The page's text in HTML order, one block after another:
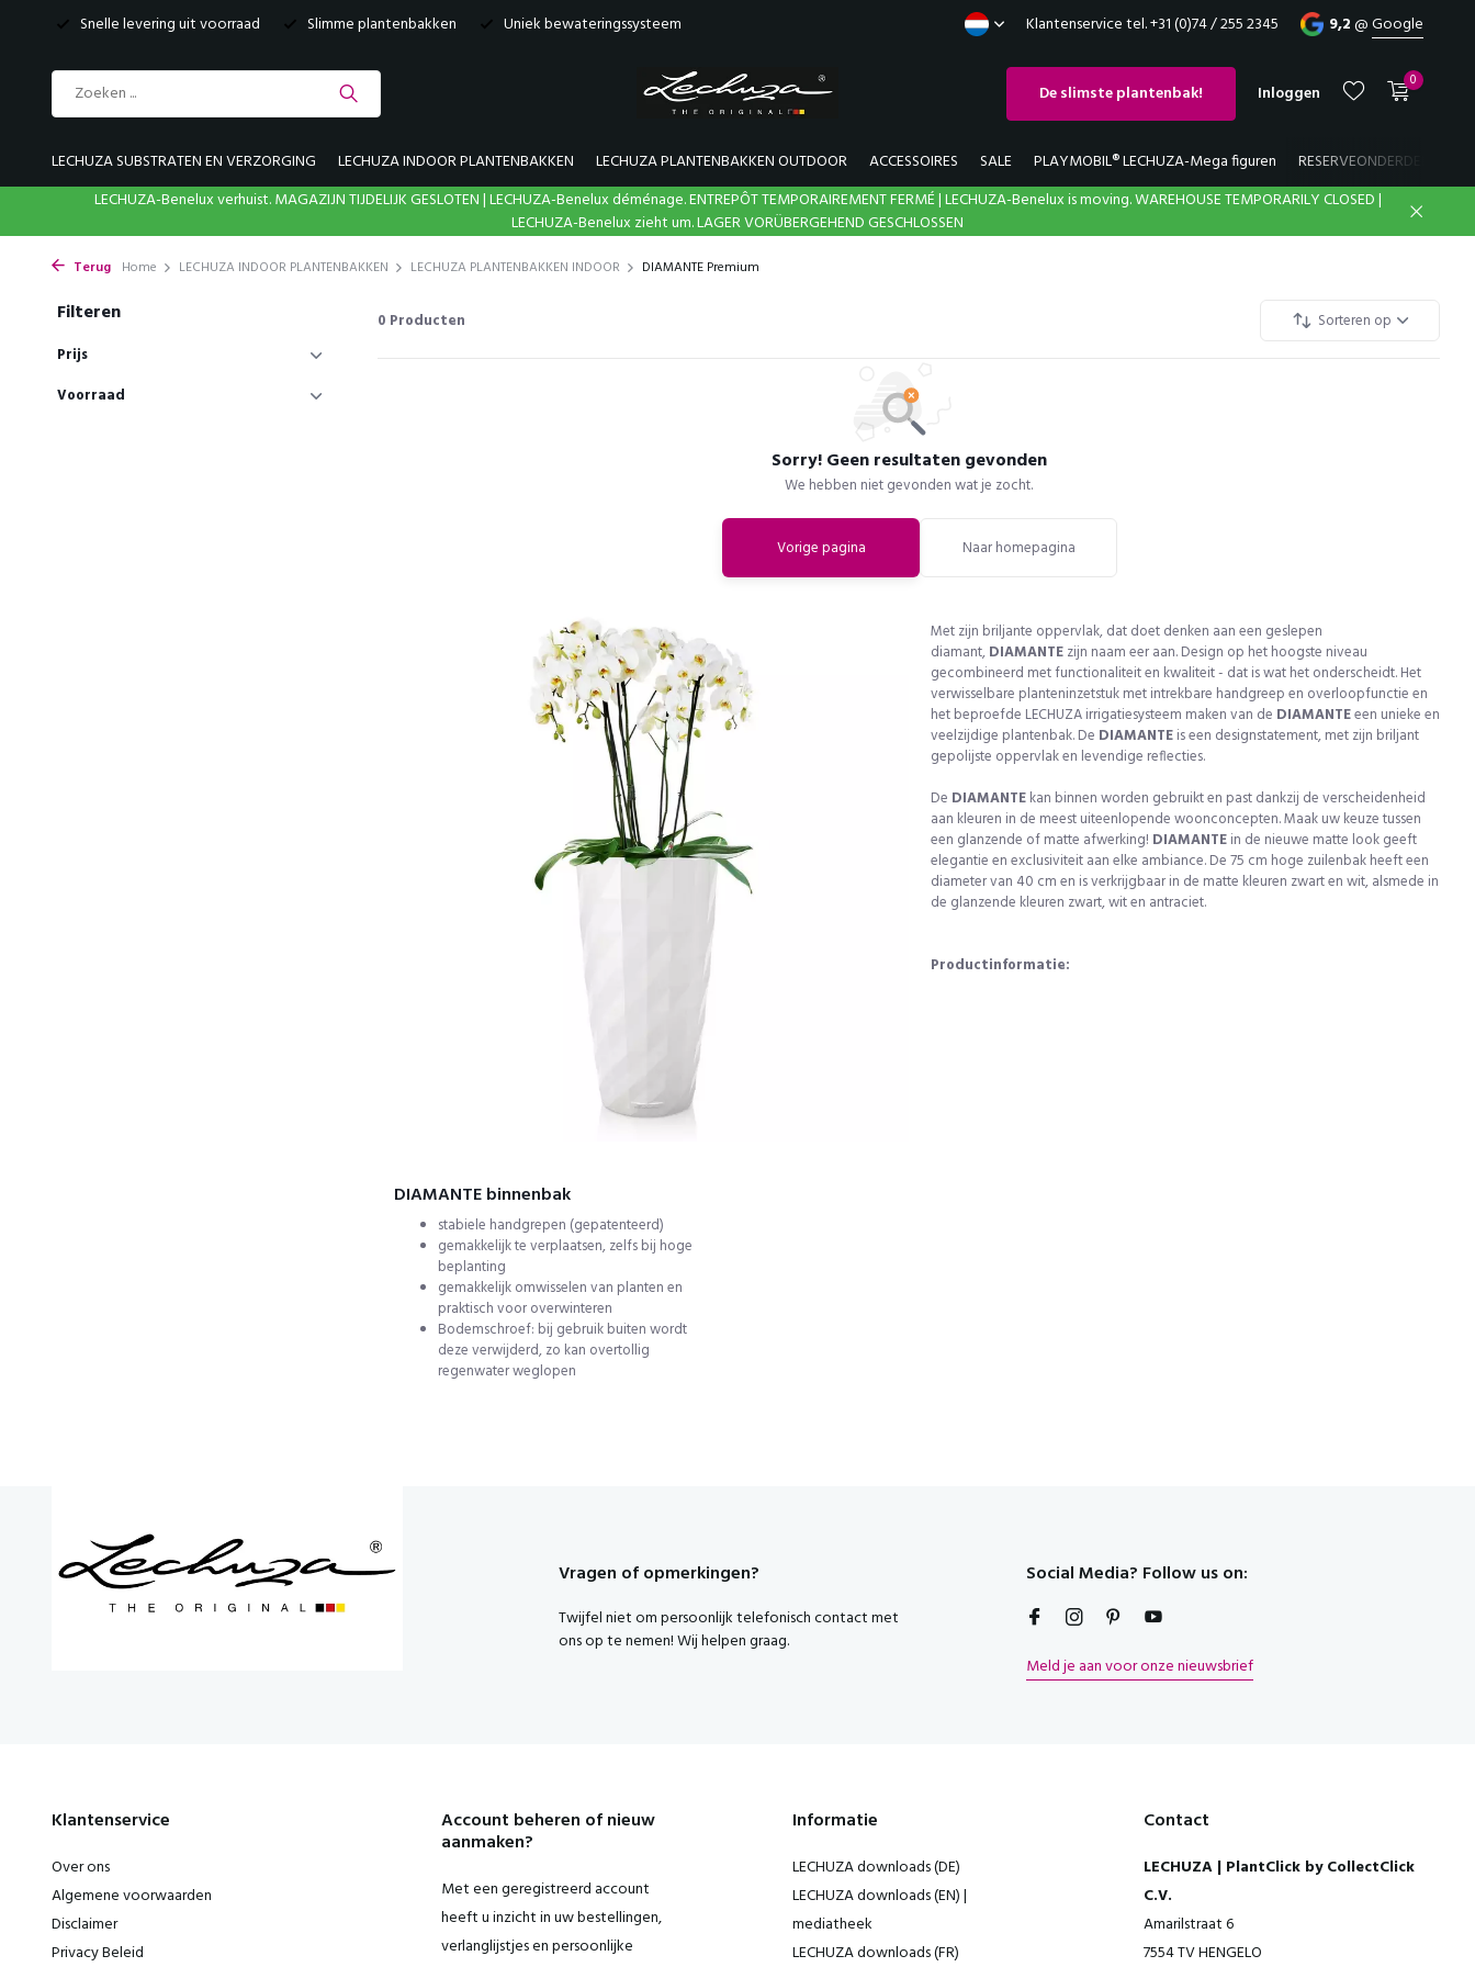
Direct 15% korting ontvangen?
Meld je aan voor onze nieuwsbrief en ontvang direct een kortingscode
Door op de button te klikken ga je akkoord met de
Snelle levering uit voorraad Slimme plantenbakken Uniek bewateringssysteem Klantenservice tel. +31 (0)74 / 255 2345 9,2@Google
De slimste plantenbak! Inloggen
0
LECHUZA SUBSTRATEN EN VERZORGING LECHUZA INDOOR PLANTENBAKKEN LECHUZA PLANTENBAKKEN OUTDOOR ACCESSOIRES SALE PLAYMOBIL® LECHUZA-Mega figuren RESERVEONDERDELEN
LECHUZA-Benelux verhuist. MAGAZIJN TIJDELIJK GESLOTEN | LECHUZA-Benelux déménage. ENTREPÔT TEMPORAIREMENT FERMÉ | LECHUZA-Benelux is moving. WAREHOUSE TEMPORARILY CLOSED |
LECHUZA-Benelux zieht um. LAGER VORÜBERGEHEND GESCHLOSSEN
Terug Home LECHUZA INDOOR PLANTENBAKKEN LECHUZA PLANTENBAKKEN INDOOR DIAMANTE Premium
Filteren
Prijs
Voorraad
0 Producten Sorteren op
Sorry! Geen resultaten gevonden
We hebben niet gevonden wat je zocht.
Vorige pagina Naar homepagina
Met zijn briljante oppervlak, dat doet denken aan een geslepen
diamant,DIAMANTEzijn naam eer aan. Design op het hoogste niveau
gecombineerd met functionaliteit en kwaliteit - dat is wat het onderscheidt. Het
verwisselbare planteninzetstuk met intrekbare handgreep en overloopfunctie en
het beproefde LECHUZA irrigatiesysteem maken van de DIAMANTEeen unieke en
veelzijdige plantenbak. De DIAMANTEis een designstatement, met zijn briljant
gepolijste oppervlak en levendige reflecties.
De DIAMANTEkan binnen worden gebruikt en past dankzij de verscheidenheid
aan kleuren in de meest uiteenlopende woonconcepten. Maak uw keuze tussen
een glanzende of matte afwerking! DIAMANTEin de nieuwe matte look geeft
elegantie en exclusiviteit aan elke ambiance. De 75 cm hoge zuilenbak heeft een
diameter van 40 cm en is verkrijgbaar in de matte kleuren zwart en wit, alsmede in
de glanzende kleuren zwart, wit en antraciet.
Productinformatie:
DIAMANTE binnenbak
stabiele handgrepen (gepatenteerd)
gemakkelijk te verplaatsen, zelfs bij hoge
beplanting
gemakkelijk omwisselen van planten en
praktisch voor overwinteren
Bodemschroef: bij gebruik buiten wordt
deze verwijderd, zo kan overtollig
regenwater weglopen
Vragen of opmerkingen?
Twijfel niet om persoonlijk telefonisch contact met
ons op te nemen! Wij helpen graag.
Social Media? Follow us on:
Meld je aan voor onze nieuwsbrief
Klantenservice
Over ons
Algemene voorwaarden
Disclaimer
Privacy Beleid
Account beheren of nieuw
aanmaken?
Met een geregistreerd account
heeft u inzicht in uw bestellingen,
verlanglijstjes en persoonlijke
Informatie
LECHUZA downloads (DE)
LECHUZA downloads (EN) |
mediatheek
LECHUZA downloads (FR)
Contact
LECHUZA | PlantClick by CollectClick
C.V.
Amarilstraat 6
7554 TV HENGELO